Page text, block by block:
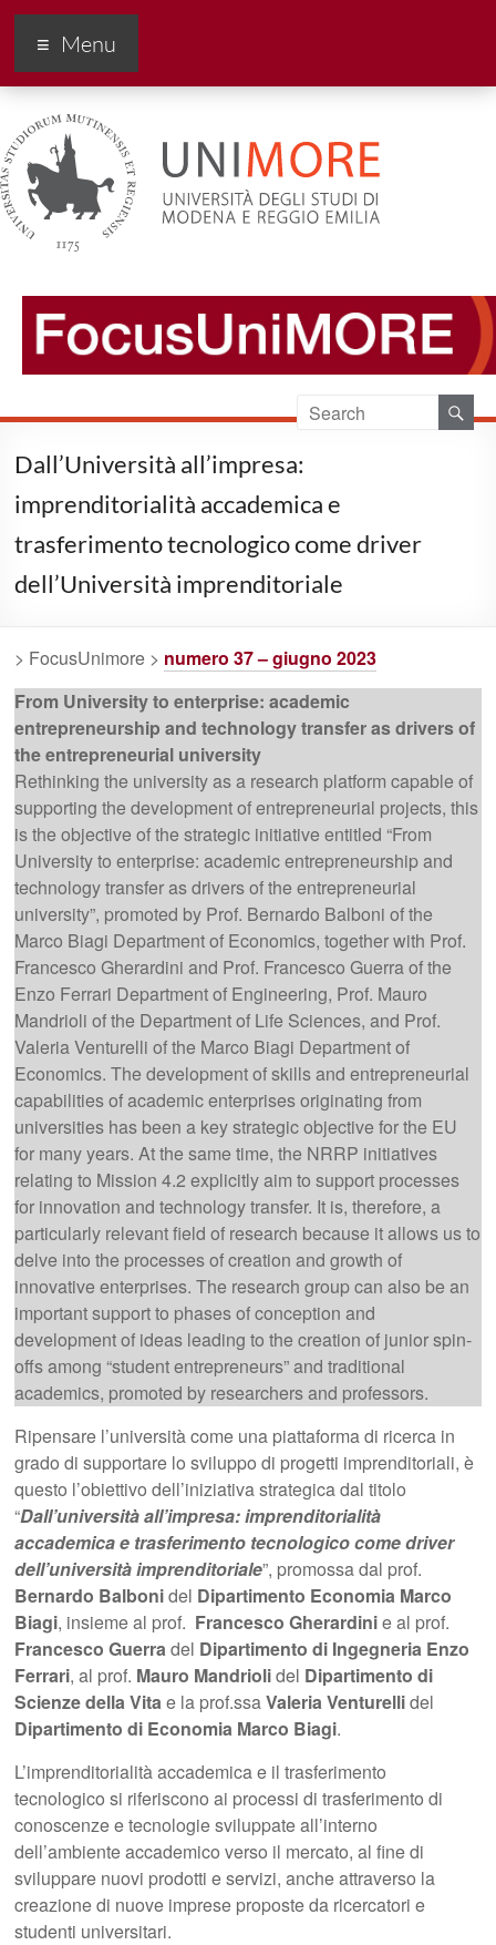
FocusUnimore
Menu
Dall’Università all’impresa:
imprenditorialità accademica e
trasferimento tecnologico come driver
dell’Università imprenditoriale
> FocusUnimore > numero 37 – giugno 2023
From University to enterprise: academic
entrepreneurship and technology transfer as drivers of
the entrepreneurial university
Rethinking the university as a research platform capable of
supporting the development of entrepreneurial projects, this
is the objective of the strategic initiative entitled “From
University to enterprise: academic entrepreneurship and
technology transfer as drivers of the entrepreneurial
university”, promoted by Prof. Bernardo Balboni of the
Marco Biagi Department of Economics, together with Prof.
Francesco Gherardini and Prof. Francesco Guerra of the
Enzo Ferrari Department of Engineering, Prof. Mauro
Mandrioli of the Department of Life Sciences, and Prof.
Valeria Venturelli of the Marco Biagi Department of
Economics. The development of skills and entrepreneurial
capabilities of academic enterprises originating from
universities has been a key strategic objective for the EU
for many years. At the same time, the NRRP initiatives
relating to Mission 4.2 explicitly aim to support processes
for innovation and technology transfer. It is, therefore, a
particularly relevant field of research because it allows us to
delve into the processes of creation and growth of
innovative enterprises. The research group can also be an
important support to phases of conception and
development of ideas leading to the creation of junior spin-
offs among “student entrepreneurs” and traditional
academics, promoted by researchers and professors.
Ripensare l’università come una piattaforma di ricerca in
grado di supportare lo sviluppo di progetti imprenditoriali, è
questo l’obiettivo dell’iniziativa strategica dal titolo
“Dall’università all’impresa: imprenditorialità
accademica e trasferimento tecnologico come driver
dell’università imprenditoriale”, promossa dal prof.
Bernardo Balbonidel Dipartimento Economia Marco
Biagi, insieme al prof. Francesco Gherardinie al prof.
Francesco Guerradel Dipartimento di Ingegneria Enzo
Ferrari, al prof. Mauro Mandriolidel Dipartimento di
Scienze della Vitae la prof.ssaValeria Venturellidel
Dipartimento di Economia Marco Biagi.
L’imprenditorialità accademica e il trasferimento
tecnologico si riferiscono ai processi di trasferimento di
conoscenze e tecnologie sviluppate all’interno
dell’ambiente accademico verso il mercato, al fine di
sviluppare nuovi prodotti e servizi, anche attraverso la
creazione di nuove imprese proposte da ricercatori e
studenti universitari.